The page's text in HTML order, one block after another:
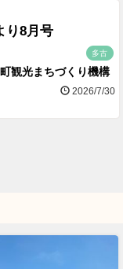
り8月号
多古
観光まちづくり機構
2026/7/30